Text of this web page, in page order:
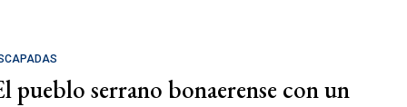
pueblo serrano bonaerense con un